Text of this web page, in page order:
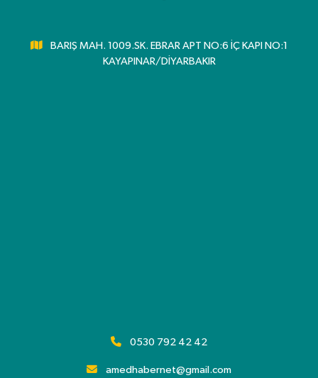
BARIŞ MAH. 1009.SK. EBRAR APT NO:6 İÇ KAPI NO:1
KAYAPINAR/DİYARBAKIR
0530 792 42 42
amedhabernet@gmail.com